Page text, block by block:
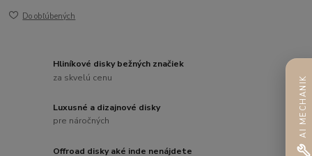
Do obľúbených
Hliníkové disky bežných značiek
za skvelú cenu
Luxusné a dizajnové disky
pre náročných
Offroad disky aké inde nenájdete
AI MECHANIK